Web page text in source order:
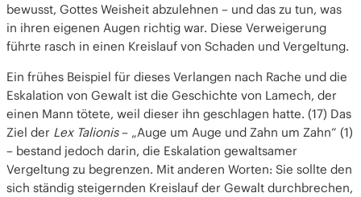
bewusst, Gottes Weisheit abzulehnen – und das zu tun, was
in ihren eigenen Augen richtig war. Diese Verweigerung
führte rasch in einen Kreislauf von Schaden und Vergeltung.
Ein frühes Beispiel für dieses Verlangen nach Rache und die
Eskalation von Gewalt ist die Geschichte von Lamech, der
einen Mann tötete, weil dieser ihn geschlagen hatte. (17) Das
Ziel der Lex Talionis– „Auge um Auge und Zahn um Zahn“ (1)
– bestand jedoch darin, die Eskalation gewaltsamer
Vergeltung zu begrenzen. Mit anderen Worten: Sie sollte den
sich ständig steigernden Kreislauf der Gewalt durchbrechen,